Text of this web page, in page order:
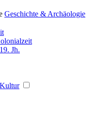
Geschichte & Archäologie
Jh.